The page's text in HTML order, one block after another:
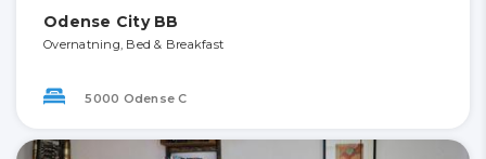
Odense City BB
Overnatning, Bed & Breakfast
5000 Odense C